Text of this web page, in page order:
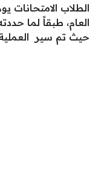
العام، طبقاً لما
حيث تم سير العملية